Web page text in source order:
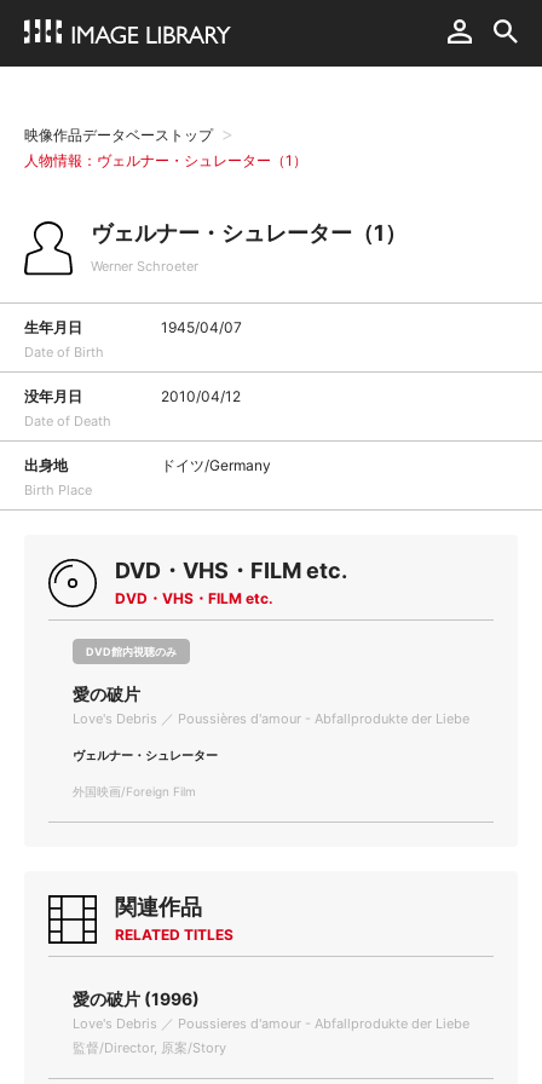
映像作品データベーストップ
人物情報：ヴェルナー・シュレーター（1）
ヴェルナー・シュレーター（1）
Werner Schroeter
生年月日
Date of Birth
1945/04/07
没年月日
Date of Death
2010/04/12
出身地
Birth Place
ドイツ/Germany
DVD・VHS・FILM etc.
DVD・VHS・FILM etc.
DVD館内視聴のみ
愛の破片
Love's Debris ／ Poussières d'amour - Abfallprodukte der Liebe
ヴェルナー・シュレーター
外国映画/Foreign Film
関連作品
RELATED TITLES
愛の破片 (1996)
Love's Debris ／ Poussieres d'amour - Abfallprodukte der Liebe
監督/Director, 原案/Story